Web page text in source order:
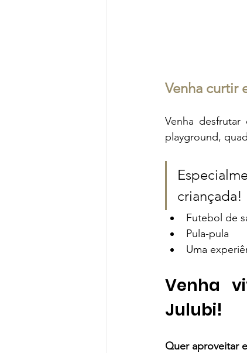
Venha curtir
Venha
playground,
criançada!
Futebol de
Pula-pula
Uma
Venha
Julubi!
Quer aproveitar